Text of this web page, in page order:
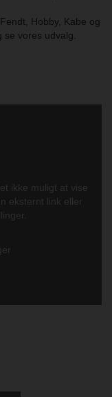
Hobby, Kabe og
vores udvalg.
ikke muligt at vise
eksternt link eller